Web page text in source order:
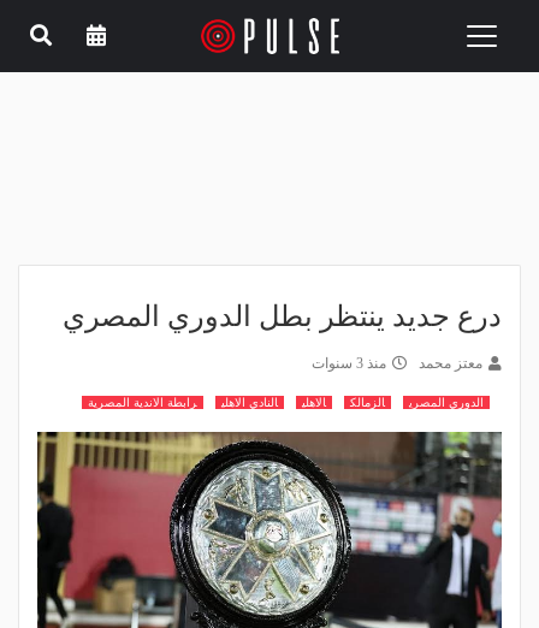
Toggle
درع جديد ينتظر بطل الدوري المصري
معتز محمد منذ 3 سنوات
الدوري المصري الزمالك الاهلي النادي الاهلي رابطة الاندية المصرية